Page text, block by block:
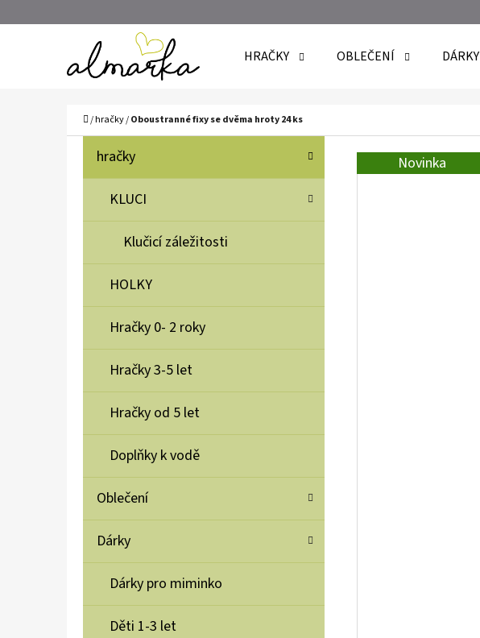
HRAČKY OBLEČENÍ DÁRKY
Domů
/hračky/Oboustranné fixy se dvěma hroty 24 ks
Přeskočit
kategorie
K
T
G
R
E
hračky
KLUCI
Klučicí záležitosti
HOLKY
Hračky 0- 2 roky
Hračky 3-5 let
Hračky od 5 let
Doplňky k vodě
Oblečení
Dárky
Dárky pro miminko
Děti 1-3 let
Novinka
BUKI SCIENCE+ MAGMA LAMPA 35CM